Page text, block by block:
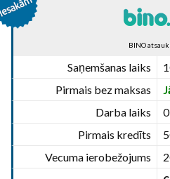
BINO
Saņemšanas laiks
Pirmais bez maksas
Darba laiks
Pirmais kredīts
Vecuma ierobežojums